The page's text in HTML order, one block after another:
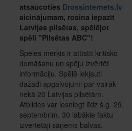
atsaucoties Drossinternets.lv
aicinājumam, rosina iepazīt
Latvijas pilsētas, spēlējot
spēli "Pilsētas ABC"!
Spēles mērķis ir attīstīt kritisko
domāšanu un spēju izvērtēt
informāciju. Spēlē iekļauti
dažādi apgalvojumi par vairāk
nekā 20 Latvijas pilsētām.
Atbildes var iesniegt līdz š.g. 29.
septembrim. 30 labākie faktu
izvērtētāji saņems balvas.